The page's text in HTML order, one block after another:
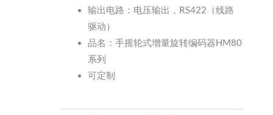
输出电路：电压输出，RS422（线路
驱动）
品名：手摇轮式增量旋转编码器HM80
系列
可定制